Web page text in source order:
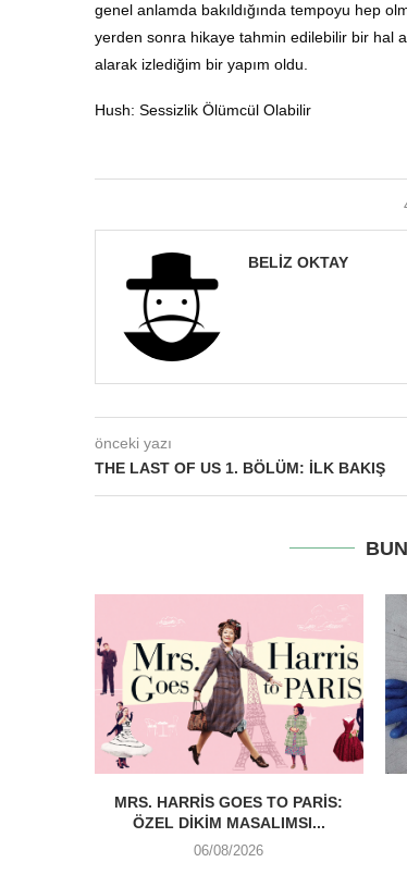
genel anlamda bakıldığında tempoyu hep
yerden sonra hikaye tahmin edilebilir bir hal
alarak izlediğim bir yapım oldu.
Hush: Sessizlik Ölümcül Olabilir
BELIZ OKTAY
önceki yazı
THE LAST OF US 1. BÖLÜM: İLK BAKIŞ
MRS. HARRIS GOES TO PARIS:
ÖZEL DIKIM MASALIMSI...
06/08/2026